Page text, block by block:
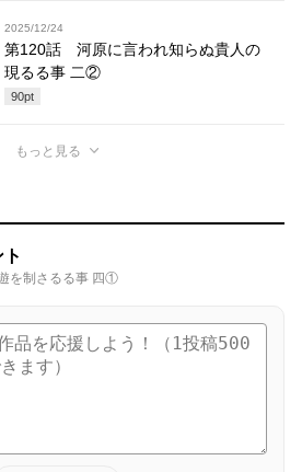
2025/12/24
第120話 河原に言われ知らぬ貴人の
現るる事 二②
90pt
もっと見る
を制さるる事 四①